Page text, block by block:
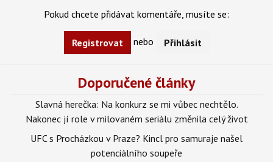
Pokud chcete přidávat komentáře, musíte se:
Registrovat nebo Přihlásit
Doporučené články
Slavná herečka: Na konkurz se mi vůbec nechtělo.
Nakonec jí role v milovaném seriálu změnila celý život
UFC s Procházkou v Praze? Kincl pro samuraje našel
potenciálního soupeře